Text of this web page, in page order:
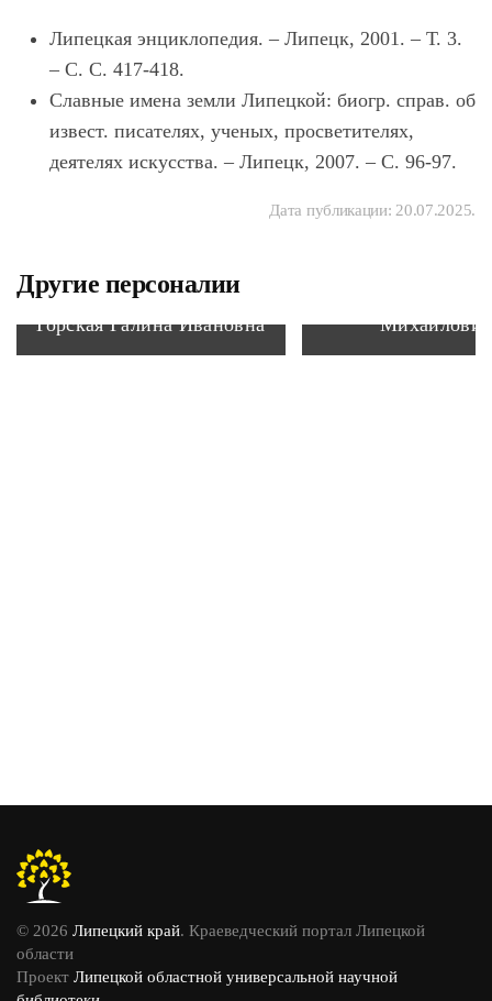
Липецкая энциклопедия. – Липецк, 2001. – Т. 3.
– С. С. 417-418.
Славные имена земли Липецкой: биогр. справ. об
извест. писателях, ученых, просветителях,
деятелях искусства. – Липецк, 2007. – С. 96-97.
Дата публикации: 20.07.2025.
Другие персоналии
Горская Галина Ивановна
Михайлович
© 2026 Липецкий край. Краеведческий портал Липецкой
области
Проект Липецкой областной универсальной научной